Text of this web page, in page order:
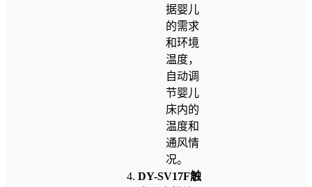
据婴儿
的需求
和环境
温度，
自动调
节婴儿
床内的
温度和
通风情
况。
DY-SV17F触